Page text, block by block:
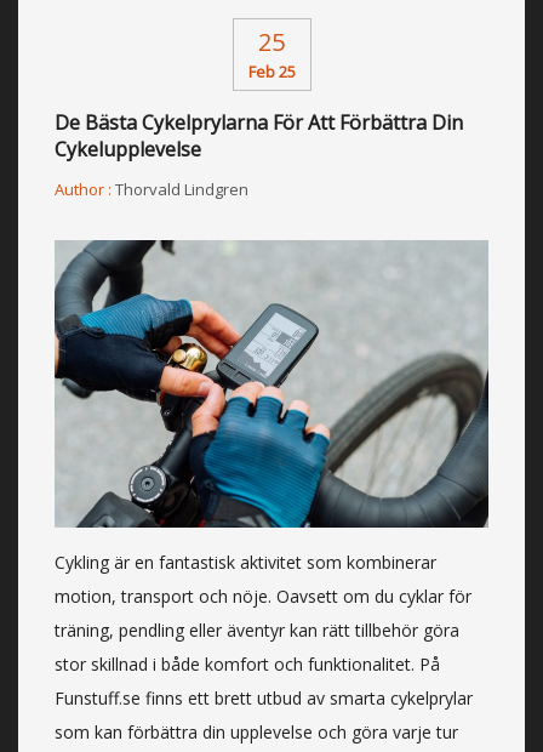
25
Feb 25
De Bästa Cykelprylarna För Att Förbättra Din
Cykelupplevelse
Author : Thorvald Lindgren
Cykling är en fantastisk aktivitet som kombinerar
motion, transport och nöje. Oavsett om du cyklar för
träning, pendling eller äventyr kan rätt tillbehör göra
stor skillnad i både komfort och funktionalitet. På
Funstuff.se finns ett brett utbud av smarta cykelprylar
som kan förbättra din upplevelse och göra varje tur